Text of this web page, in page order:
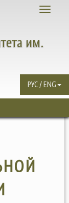
Toggle
им.
РУС / ENG